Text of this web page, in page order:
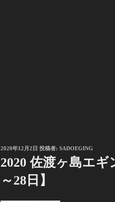
投
日:
2020年12月2日 投稿者: SADOEGING
2020 佐渡ヶ島エギ
～28日】